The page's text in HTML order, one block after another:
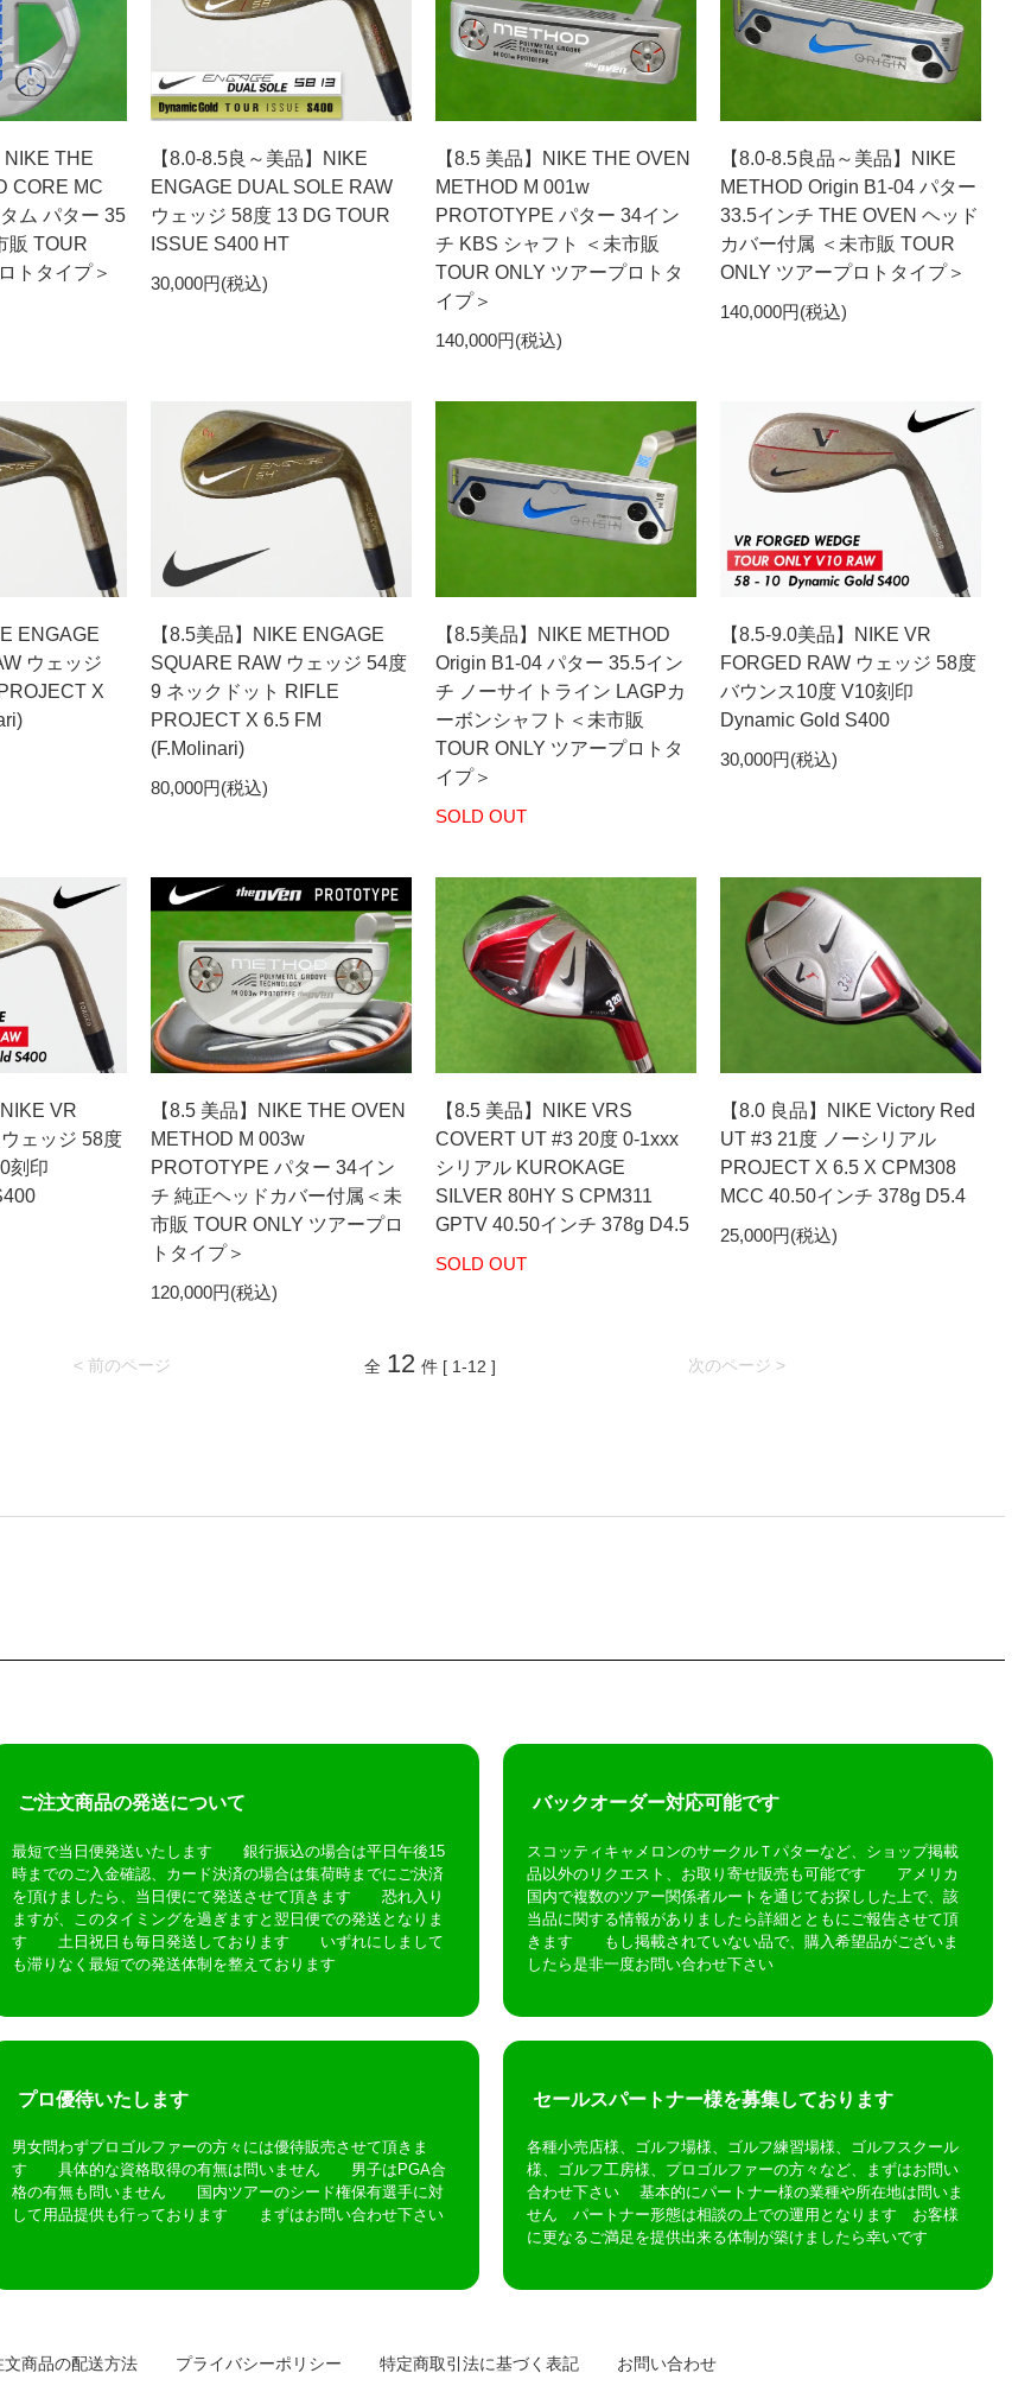
NIKE THE
CORE MC
ム パター 35
販 TOUR
トタイプ＞
【8.0-8.5良～美品】NIKE
ENGAGE DUAL SOLE RAW
ウェッジ 58度 13 DG TOUR
ISSUE S400 HT
30,000円(税込)
【8.5 美品】NIKE THE OVEN
METHOD M 001w
PROTOTYPE パター 34イン
チ KBS シャフト ＜未市販
TOUR ONLY ツアープロトタ
イプ＞
140,000円(税込)
【8.0-8.5良品～美品】NIKE
METHOD Origin B1-04 パター
33.5インチ THE OVEN ヘッド
カバー付属 ＜未市販 TOUR
ONLY ツアープロトタイプ＞
140,000円(税込)
ENGAGE
ウェッジ
X
【8.5美品】NIKE ENGAGE
SQUARE RAW ウェッジ 54度
9 ネックドット RIFLE
PROJECT X 6.5 FM
(F.Molinari)
80,000円(税込)
【8.5美品】NIKE METHOD
Origin B1-04 パター 35.5イン
チ ノーサイトライン LAGPカ
ーボンシャフト＜未市販
TOUR ONLY ツアープロトタ
イプ＞
SOLD OUT
【8.5-9.0美品】NIKE VR
FORGED RAW ウェッジ 58度
バウンス10度 V10刻印
Dynamic Gold S400
30,000円(税込)
VR
ェッジ 58度
刻印
【8.5 美品】NIKE THE OVEN
METHOD M 003w
PROTOTYPE パター 34イン
チ 純正ヘッドカバー付属＜未
市販 TOUR ONLY ツアープロ
トタイプ＞
120,000円(税込)
【8.5 美品】NIKE VRS
COVERT UT #3 20度 0-1xxx
シリアル KUROKAGE
SILVER 80HY S CPM311
GPTV 40.50インチ 378g D4.5
SOLD OUT
【8.0 良品】NIKE Victory Red
UT #3 21度 ノーシリアル
PROJECT X 6.5 X CPM308
MCC 40.50インチ 378g D5.4
25,000円(税込)
< 前のページ 次のページ >
全 12 件 [ 1-12 ]
ご注文商品の発送について
最短で当日便発送いたします 銀行振込の場合は平日午後15
時までのご入金確認、カード決済の場合は集荷時までにご決済
を頂けましたら、当日便にて発送させて頂きます 恐れ入り
ますが、このタイミングを過ぎますと翌日便での発送となりま
す 土日祝日も毎日発送しております いずれにしまして
も滞りなく最短での発送体制を整えております
バックオーダー対応可能です
スコッティキャメロンのサークルＴパターなど、ショップ掲載
品以外のリクエスト、お取り寄せ販売も可能です アメリカ
国内で複数のツアー関係者ルートを通じてお探しした上で、該
当品に関する情報がありましたら詳細とともにご報告させて頂
きます もし掲載されていない品で、購入希望品がございま
したら是非一度お問い合わせ下さい
プロ優待いたします
男女問わずプロゴルファーの方々には優待販売させて頂きま
す 具体的な資格取得の有無は問いません 男子はPGA合
格の有無も問いません 国内ツアーのシード権保有選手に対
して用品提供も行っております まずはお問い合わせ下さい
セールスパートナー様を募集しております
各種小売店様、ゴルフ場様、ゴルフ練習場様、ゴルフスクール
様、ゴルフ工房様、プロゴルファーの方々など、まずはお問い
合わせ下さい 基本的にパートナー様の業種や所在地は問いま
せん パートナー形態は相談の上での運用となります お客様
に更なるご満足を提供出来る体制が築けましたら幸いです
商品の配送方法 プライバシーポリシー 特定商取引法に基づく表記 お問い合わせ